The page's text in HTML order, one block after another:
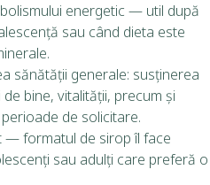
energetic — util după
sau când dieta este
sănătății generale: susținerea
bine, vitalității, precum și
de solicitare.
— formatul de sirop îl face
sau adulți care preferă o